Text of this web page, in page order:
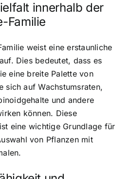
innerhalb der
Familie
weist eine erstaunliche
Dies bedeutet, dass es
eine breite Palette von
sich auf Wachstumsraten,
und andere
können. Diese
eine wichtige Grundlage für
von Pflanzen mit